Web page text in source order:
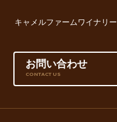
キャメルファームワイナリー
お問い合わせ
CONTACT US